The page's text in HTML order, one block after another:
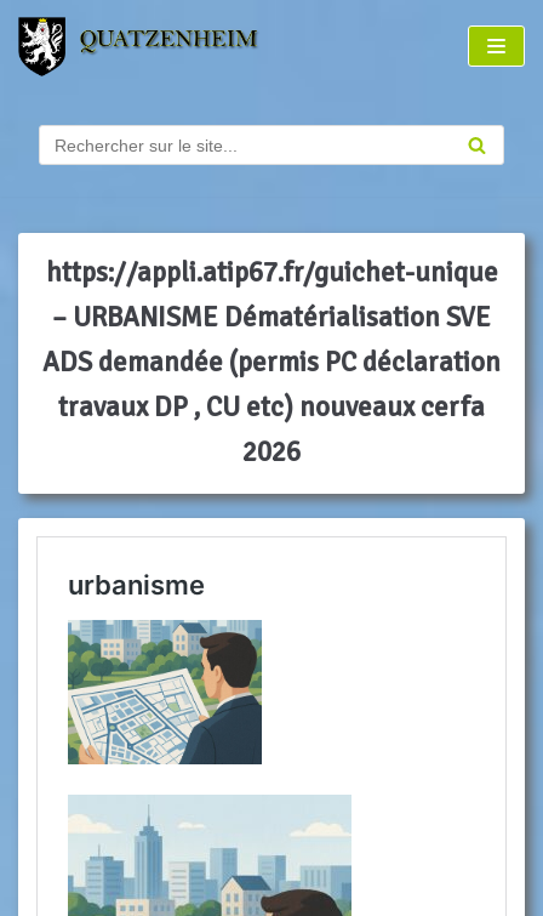
Aller
au
https://appli.atip67.fr/guichet-unique
– URBANISME Dématérialisation SVE
ADS demandée (permis PC déclaration
travaux DP , CU etc) nouveaux cerfa
2026